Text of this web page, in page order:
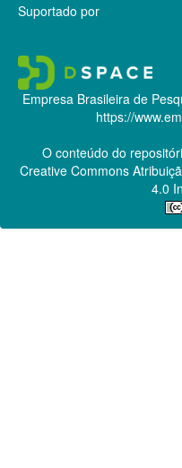
Suportado por
Empresa Brasileira de
https://
O conteúdo do
Creative Commons
4.0